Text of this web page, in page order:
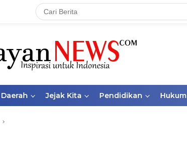
Jejak Kita Pendidikan Hukum